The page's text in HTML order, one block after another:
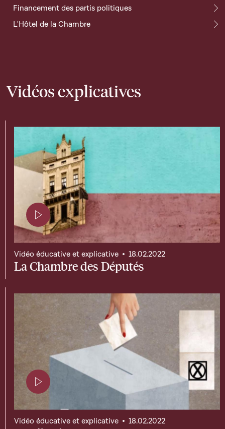
Financement des partis politiques
L'Hôtel de la Chambre
Vidéos explicatives
Page contenant une vidéo
La Chambre des Députés
Vidéo éducative et explicative 18.02.2022
Vidéo éducative et explicative 18.02.2022